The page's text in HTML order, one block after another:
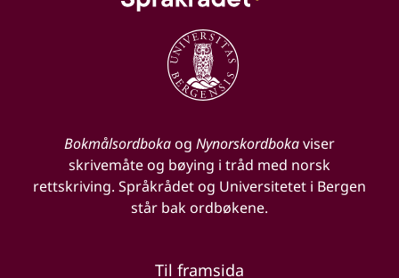
Bokmålsordbokaog Nynorskordbokaviser
skrivemåte og bøying i tråd med norsk
rettskriving. Språkrådet og Universitetet i Bergen
står bak ordbøkene.
Til framsida